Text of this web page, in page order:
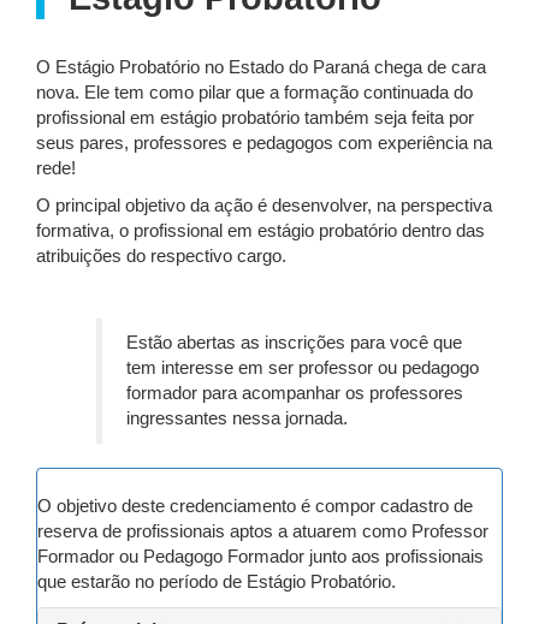
O Estágio Probatório no Estado do Paraná chega de cara
nova. Ele tem como pilar que a formação continuada do
profissional em estágio probatório também seja feita por
seus pares, professores e pedagogos com experiência na
rede!
O principal objetivo da ação é desenvolver, na perspectiva
formativa, o profissional em estágio probatório dentro das
atribuições do respectivo cargo.
Estão abertas as inscrições para você que
tem interesse em ser professor ou pedagogo
formador para acompanhar os professores
ingressantes nessa jornada.
O objetivo deste credenciamento é compor cadastro de
reserva de profissionais aptos a atuarem como Professor
Formador ou Pedagogo Formador junto aos profissionais
que estarão no período de Estágio Probatório.